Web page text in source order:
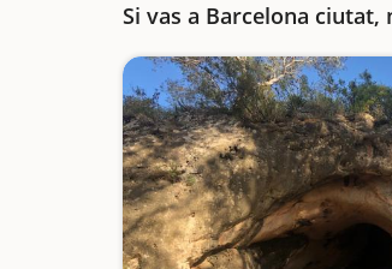
Si vas a Barcelona